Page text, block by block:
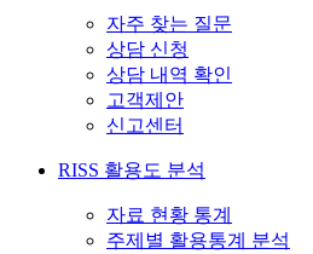
자주 찾는 질문
상담 신청
상담 내역 확인
고객제안
신고센터
RISS 활용도 분석
자료 현황 통계
주제별 활용통계 분석